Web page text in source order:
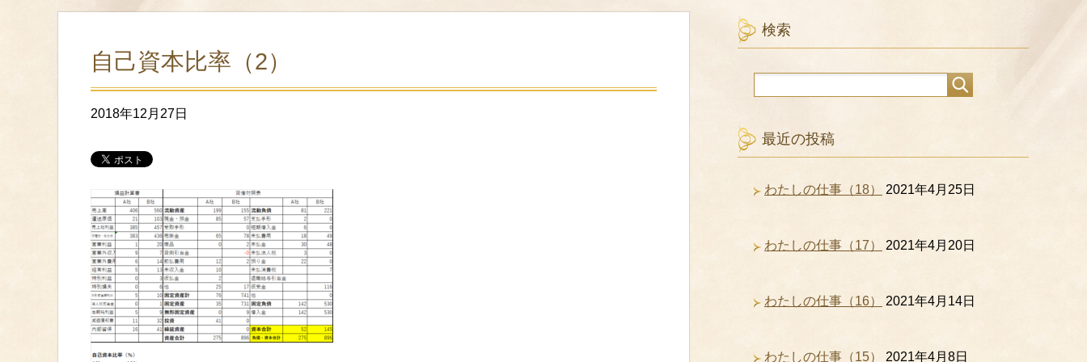
自己資本比率（2）
2018年12月27日
検索
最近の投稿
わたしの仕事（18） 2021年4月25日
わたしの仕事（17） 2021年4月20日
わたしの仕事（16） 2021年4月14日
わたしの仕事（15） 2021年4月8日